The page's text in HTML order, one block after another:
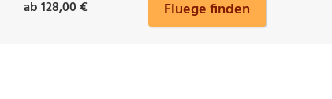
ab 128,00 € Fluege finden